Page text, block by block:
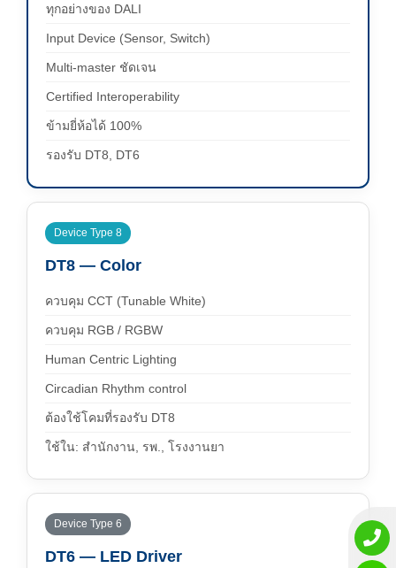
ทุกอย่างของ DALI
Input Device (Sensor, Switch)
Multi-master ชัดเจน
Certified Interoperability
ข้ามยี่ห้อได้ 100%
รองรับ DT8, DT6
Device Type 8
DT8 — Color
ควบคุม CCT (Tunable White)
ควบคุม RGB / RGBW
Human Centric Lighting
Circadian Rhythm control
ต้องใช้โคมที่รองรับ DT8
ใช้ใน: สำนักงาน, รพ., โรงงานยา
Device Type 6
DT6 — LED Driver